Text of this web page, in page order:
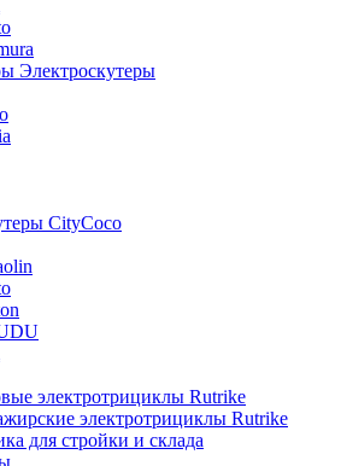
Электроскутеры
CityCoco
электротрициклы Rutrike
электротрициклы Rutrike
для стройки и склада